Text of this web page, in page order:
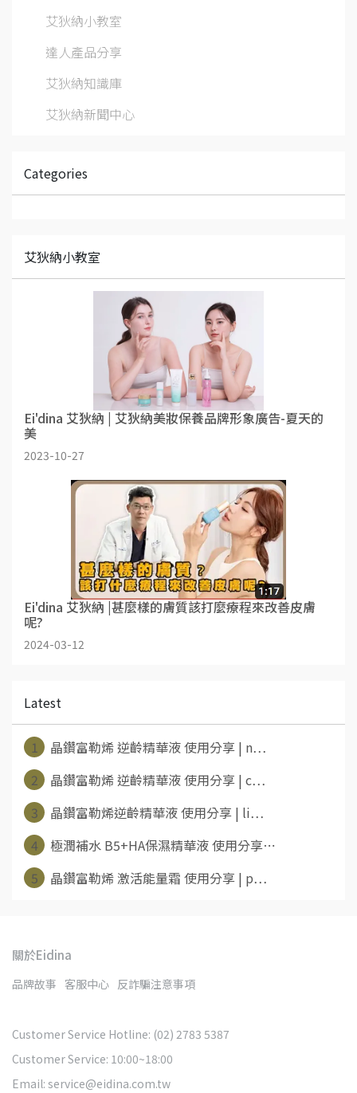
艾狄納小教室
達人產品分享
艾狄納知識庫
艾狄納新聞中心
Categories
艾狄納小教室
Ei'dina 艾狄納 | 艾狄納美妝保養品牌形象廣告-夏天的
美
2023-10-27
Ei'dina 艾狄納 |甚麼樣的膚質該打麼療程來改善皮膚
呢?
2024-03-12
Latest
1
晶鑽富勒烯 逆齡精華液 使用分享 | n⋯
2
晶鑽富勒烯 逆齡精華液 使用分享 | c⋯
3
晶鑽富勒烯逆齡精華液 使用分享 | li⋯
4
極潤補水 B5+HA保濕精華液 使用分享⋯
5
晶鑽富勒烯 激活能量霜 使用分享 | p⋯
關於Eidina
品牌故事 客服中心 反詐騙注意事項
Customer Service Hotline: (02) 2783 5387
Customer Service: 10:00~18:00
Email: service@eidina.com.tw